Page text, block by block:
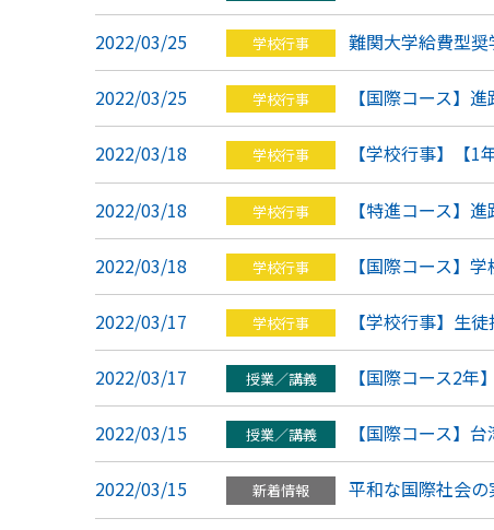
2022/03/25 学校行事 難関大学給費型
2022/03/25 学校行事 【国際コース】
2022/03/18 学校行事 【学校行事】【1
2022/03/18 学校行事 【特進コース】
2022/03/18 学校行事 【国際コース】
2022/03/17 学校行事 【学校行事】生
2022/03/17 授業／講義 【国際コース2
2022/03/15 授業／講義 【国際コース】
2022/03/15 新着情報 平和な国際社会